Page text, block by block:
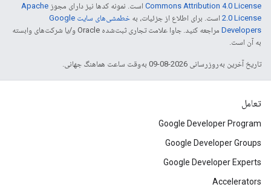
Commons Attribution 4.0 License است. نمونه کدها نیز دارای مجوز Apache
2.0 License است. برای اطلاع از جزئیات، به
خطمشی‌های سایت Google
Developers‏
مراجعه کنید. جاوا علامت تجاری ثبت‌شده Oracle و/یا شرکت‌های وابسته
به آن است.
تاریخ آخرین به‌روزرسانی 2026-08-09 به‌وقت ساعت هماهنگ جهانی.
تعامل
Google Developer Program
Google Developer Groups
Google Developer Experts
Accelerators